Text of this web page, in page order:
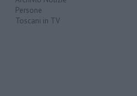
Persone
Toscani in TV